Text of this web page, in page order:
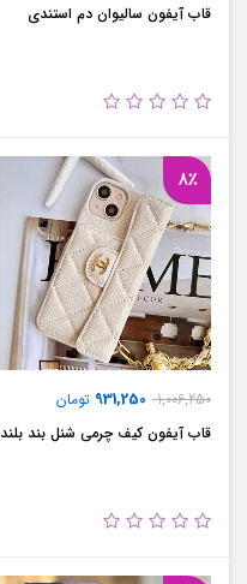
قاب آیفون سالیوان دم استندی
8٪
1,006,250
931,250 تومان
قاب آیفون کیف چرمی شنل بند بلند